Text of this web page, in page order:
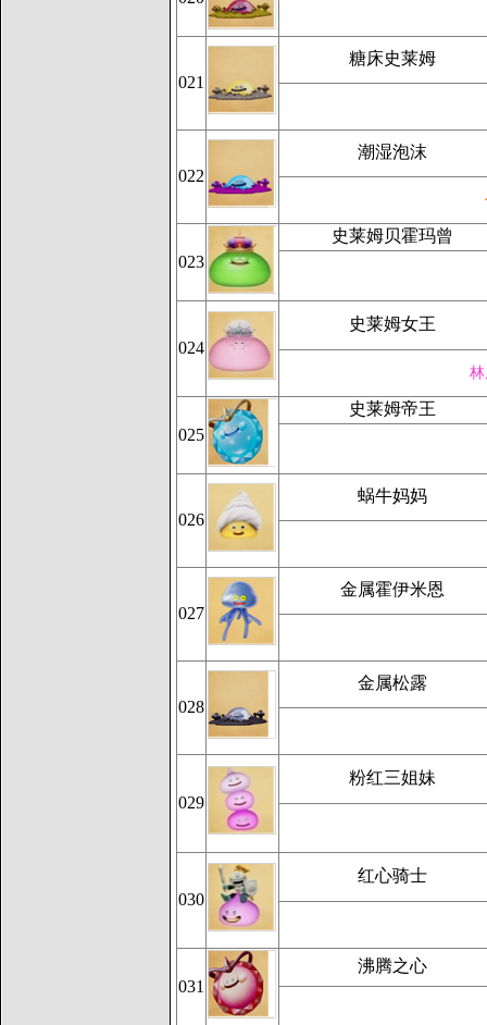
021
糖床史莱姆
022
潮湿泡沫
023
史莱姆贝霍玛曾
024
史莱姆女王
025
史莱姆帝王
026
蜗牛妈妈
027
金属霍伊米恩
028
金属松露
029
粉红三姐妹
030
红心骑士
031
沸腾之心